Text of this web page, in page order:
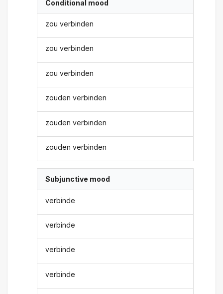
Conditional mood
zou verbinden
zou verbinden
zou verbinden
zouden verbinden
zouden verbinden
zouden verbinden
Subjunctive mood
verbinde
verbinde
verbinde
verbinde